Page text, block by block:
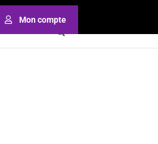
Mon compte